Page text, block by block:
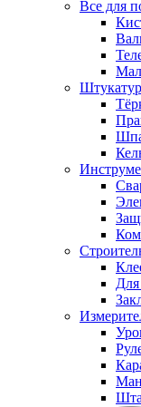
Все для